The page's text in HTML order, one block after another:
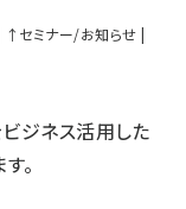
↑セミナー/お知らせ |
ジネス活用した
。